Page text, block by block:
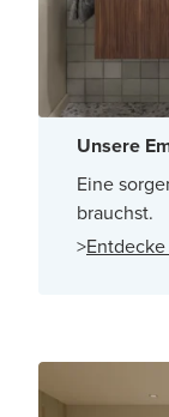
Unsere
Eine
brauchst.
>